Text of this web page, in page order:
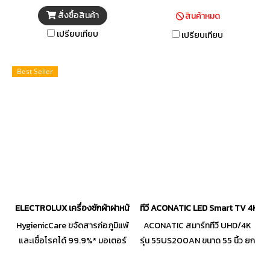
13% Dual Spray System
พลังงานกำจัดสิ่งสกปรกตกค้าง
บริเวณขอบยางและประตู ระบบ
โหมดการซักด้วยไอน้ำร้อน ช่วยใน
สั่งซื้อสินค้า
เปรียบเทียบ
สินค้าหมด
เปรียบเทียบ
Best Seller
ELECTROLUX เครื่องซักผ้าฝาหน้า รุ่น EWF9024D3WB 9 กก. อินเวอร์เต
HygienicCare ขจัดสารก่อภูมิแพ้
และเชื้อโรคได้ 99.9%* มอเตอร์
ทีวี ACONATIC LED Smart TV 4K
ACONATIC สมาร์ททีวี UHD/4K
รุ่น 55US200AN ขนาด 55 นิ้ว ยก